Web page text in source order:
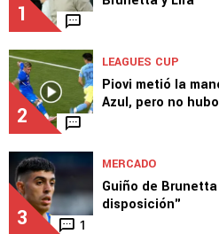
1
2
LEAGUES CUP
Piovi metió la
Azul, pero no
3 1
MERCADO
Guiño de
disposición"